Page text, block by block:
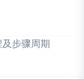
步骤周期